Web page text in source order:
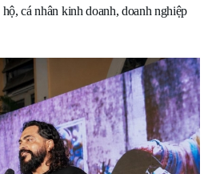
cá nhân kinh doanh, doanh nghiệp